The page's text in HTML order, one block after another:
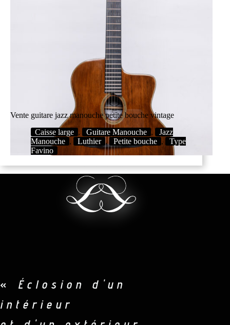
Vente guitare jazz manouche petite bouche vintage
Caisse large , Guitare Manouche ,
Jazz
Manouche , Luthier , Petite bouche ,
Type
Favino
« Éclosion d'un
intérieur